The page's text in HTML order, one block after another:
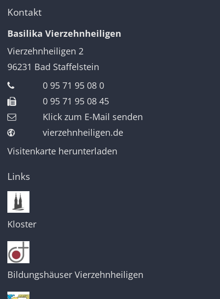
Kontakt
Basilika Vierzehnheiligen
Vierzehnheiligen 2
96231 Bad Staffelstein
0 95 71 95 08 0
0 95 71 95 08 45
Klick zum E-Mail senden
vierzehnheiligen.de
Visitenkarte herunterladen
Links
Kloster
Bildungshäuser Vierzehnheiligen